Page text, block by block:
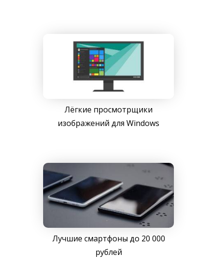
Лёгкие просмотрщики
изображений для Windows
Лучшие смартфоны до 20 000
рублей